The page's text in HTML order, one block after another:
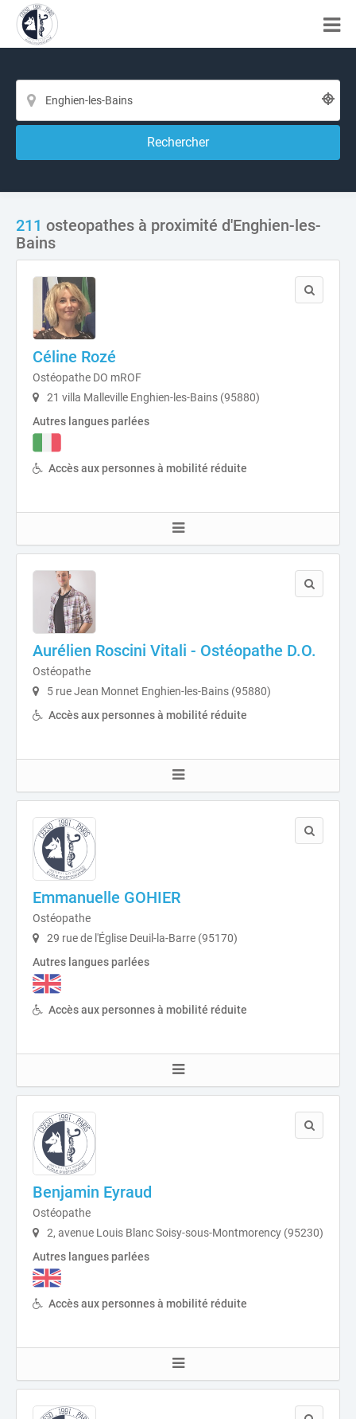
Rechercher
211 osteopathes à proximité d'Enghien-les-
Bains
Céline Rozé
Ostéopathe DO mROF
21 villa Malleville Enghien-les-Bains (95880)
Autres langues parlées
Accès aux personnes à mobilité réduite
Aurélien Roscini Vitali - Ostéopathe D.O.
Ostéopathe
5 rue Jean Monnet Enghien-les-Bains (95880)
Accès aux personnes à mobilité réduite
Emmanuelle GOHIER
Ostéopathe
29 rue de l'Église Deuil-la-Barre (95170)
Autres langues parlées
Accès aux personnes à mobilité réduite
Benjamin Eyraud
Ostéopathe
2, avenue Louis Blanc Soisy-sous-Montmorency (95230)
Autres langues parlées
Accès aux personnes à mobilité réduite